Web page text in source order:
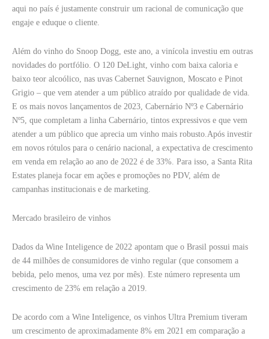
aqui no país é justamente construir um racional de comunicação que
engaje e eduque o cliente.
Além do vinho do Snoop Dogg, este ano, a vinícola investiu em outras
novidades do portfólio. O 120 DeLight, vinho com baixa caloria e
baixo teor alcoólico, nas uvas Cabernet Sauvignon, Moscato e Pinot
Grigio – que vem atender a um público atraído por qualidade de vida.
E os mais novos lançamentos de 2023, Cabernário Nº3 e Cabernário
Nº5, que completam a linha Cabernário, tintos expressivos e que vem
atender a um público que aprecia um vinho mais robusto. Após investir
em novos rótulos para o cenário nacional, a expectativa de crescimento
em venda em relação ao ano de 2022 é de 33%. Para isso, a Santa Rita
Estates planeja focar em ações e promoções no PDV, além de
campanhas institucionais e de marketing.
Mercado brasileiro de vinhos
Dados da Wine Inteligence de 2022 apontam que o Brasil possui mais
de 44 milhões de consumidores de vinho regular (que consomem a
bebida, pelo menos, uma vez por mês). Este número representa um
crescimento de 23% em relação a 2019.
De acordo com a Wine Inteligence, os vinhos Ultra Premium tiveram
um crescimento de aproximadamente 8% em 2021 em comparação a